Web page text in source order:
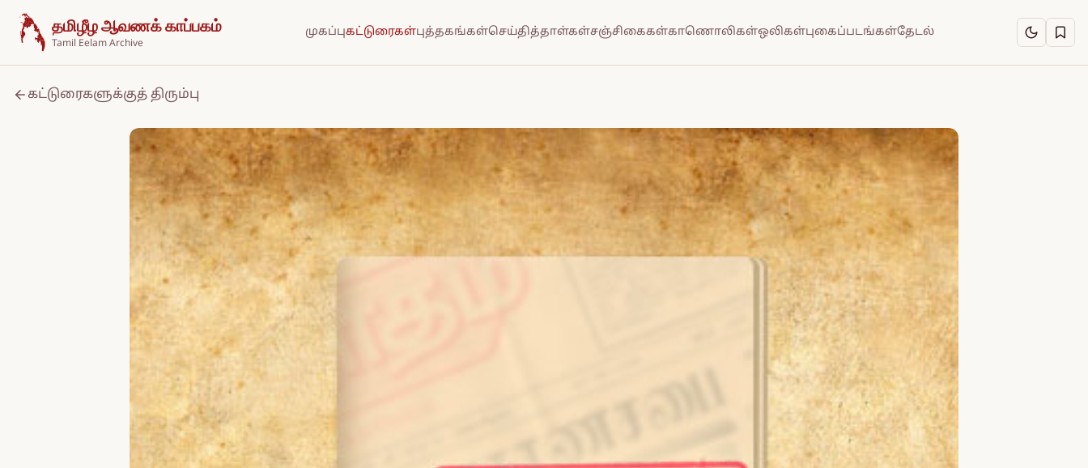
உள்ளடக்கத்திற்குச் செல்க
தமிழீழ ஆவணக் காப்பகம்
Tamil Eelam Archive
முகப்புகட்டுரைகள்புத்தகங்கள்செய்தித்தாள்கள்சஞ்சிகைகள்காணொலிகள்ஒலிகள்புகைப்படங்கள்தேடல்
கட்டுரைகளுக்குத் திரும்பு